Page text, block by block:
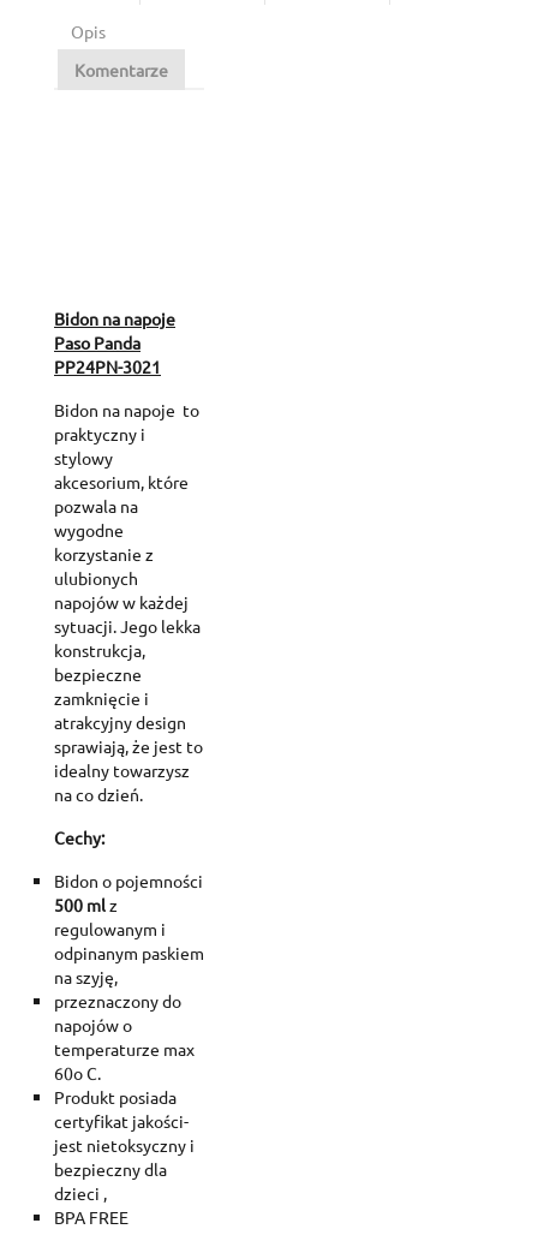
Opis
Komentarze
Bidon na napoje
Paso Panda
PP24PN-3021
Bidon na napoje to
praktyczny i
stylowy
akcesorium, które
pozwala na
wygodne
korzystanie z
ulubionych
napojów w każdej
sytuacji. Jego lekka
konstrukcja,
bezpieczne
zamknięcie i
atrakcyjny design
sprawiają, że jest to
idealny towarzysz
na co dzień.
Cechy:
Bidon o pojemności
500 ml z
regulowanym i
odpinanym paskiem
na szyję,
przeznaczony do
napojów o
temperaturze max
60o C.
Produkt posiada
certyfikat jakości-
jest nietoksyczny i
bezpieczny dla
dzieci ,
BPA FREE